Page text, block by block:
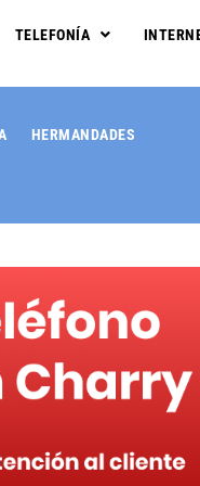
TELEFONÍA
HERMANDADES